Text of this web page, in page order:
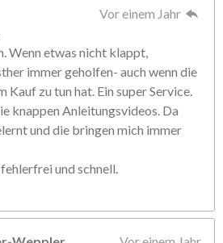
Vor einem Jahr
Wenn etwas nicht klappt,
immer geholfen- auch wenn die
Kauf zu tun hat. Ein super Service.
knappen Anleitungsvideos. Da
und die bringen mich immer
und schnell.